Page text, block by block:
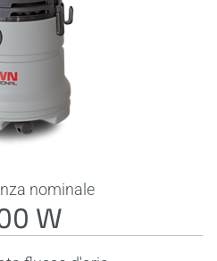
nominale
W